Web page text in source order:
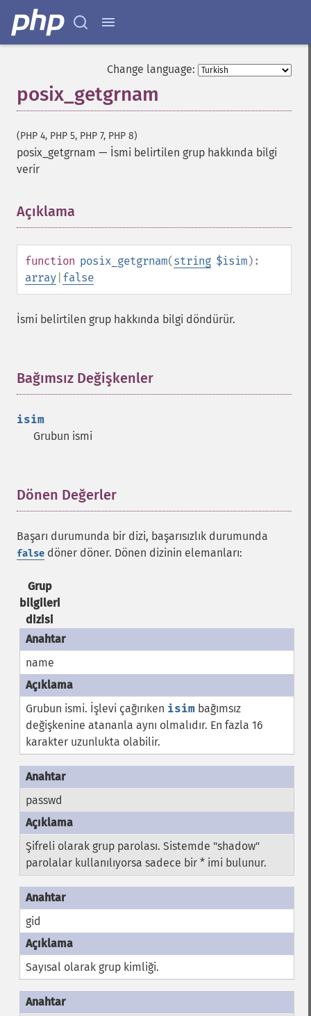
Change language:
posix_getgrnam
(PHP 4, PHP 5, PHP 7, PHP 8)
posix_getgrnam — İsmi belirtilen grup hakkında bilgi
verir
Açıklama
function posix_getgrnam(string $isim):
array false
İsmi belirtilen grup hakkında bilgi döndürür.
Bağımsız Değişkenler
isim
Grubun ismi
Dönen Değerler
Başarı durumunda bir dizi, başarısızlık durumunda
false döner döner. Dönen dizinin elemanları:
Grup
bilgileri
dizisi
name
Grubun ismi. İşlevi çağırıken isimbağımsız
değişkenine atananla aynı olmalıdır. En fazla 16
karakter uzunlukta olabilir.
passwd
Şifreli olarak grup parolası. Sistemde "shadow"
parolalar kullanılıyorsa sadece bir * imi bulunur.
gid
Sayısal olarak grup kimliği.